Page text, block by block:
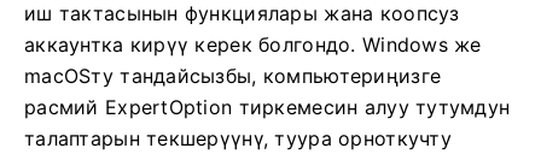
иш тактасынын функциялары жана коопсуз
аккаунтка кирүү керек болгондо. Windows же
macOSту тандайсызбы, компьютериңизге
расмий ExpertOption тиркемесин алуу тутумдун
талаптарын текшерүүнү, туура орноткучту